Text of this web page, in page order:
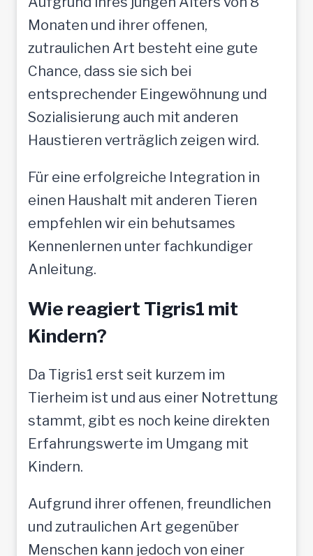
Monaten und ihrer offenen,
zutraulichen Art besteht eine gute
Chance, dass sie sich bei
entsprechender Eingewöhnung und
Sozialisierung auch mit anderen
Haustieren verträglich zeigen wird.
Für eine erfolgreiche Integration in
einen Haushalt mit anderen Tieren
empfehlen wir ein behutsames
Kennenlernen unter fachkundiger
Anleitung.
Wie reagiert Tigris1 mit
Kindern?
Da Tigris1 erst seit kurzem im
Tierheim ist und aus einer Notrettung
stammt, gibt es noch keine direkten
Erfahrungswerte im Umgang mit
Kindern.
Aufgrund ihrer offenen, freundlichen
und zutraulichen Art gegenüber
Menschen kann jedoch von einer